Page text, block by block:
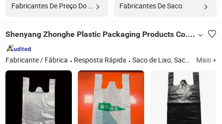
Fabricantes De Saco
Shenyang Zhonghe Plastic Packaging Products Co., Ltd.
Fabricante / Fábrica Resposta Rápida Saco de Lixo, Saco para Embalagem de Alimentos, Saco Plástico para Embalagem, Saco Plástico Biodegradável, Saco Não Tecido, Saco OPP, Saco de Coletar, Saco PE, Saco Plano para Alimentos Congelados, Pouch em Pé Mais +